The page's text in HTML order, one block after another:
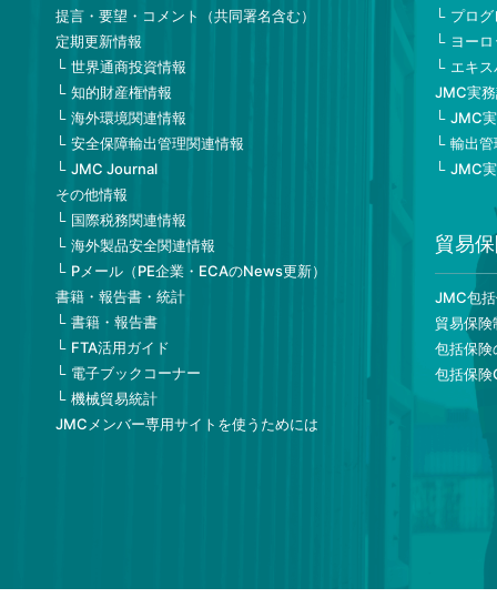
提言・要望・コメント（共同署名含む）
定期更新情報
世界通商投資情報
知的財産権情報
海外環境関連情報
安全保障輸出管理関連情報
JMC Journal
その他情報
国際税務関連情報
海外製品安全関連情報
Pメール（PE企業・ECAのNews更新）
書籍・報告書・統計
書籍・報告書
FTA活用ガイド
電子ブックコーナー
機械貿易統計
JMCメンバー専用サイトを使うためには
プロ
ヨー
エキ
JMC実
JMC
輸出
JMC
貿易
JMC包
貿易保険
包括保険
包括保険